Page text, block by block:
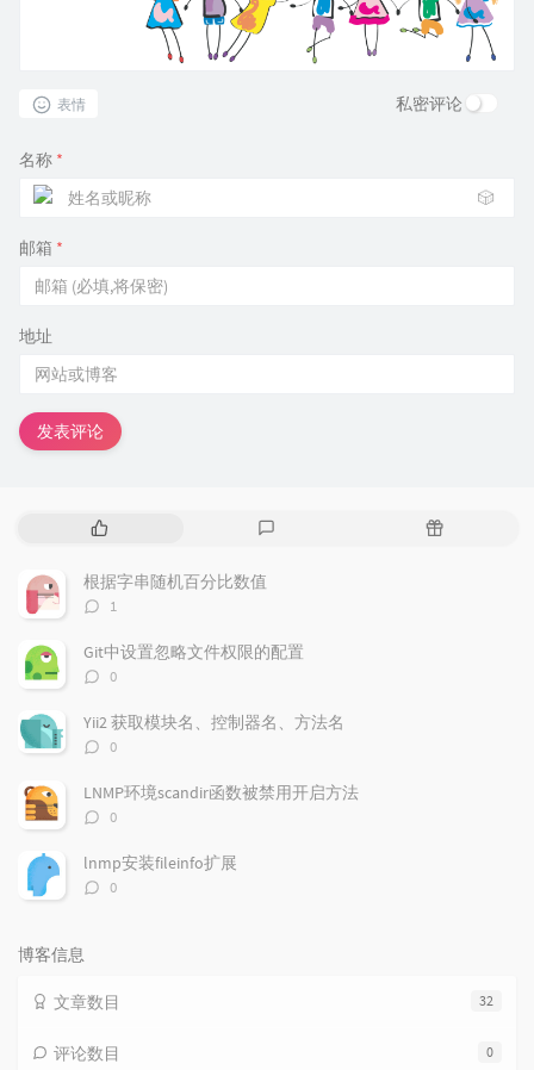
表情 私密评论
名称 *
🎲
邮箱 *
地址
发表评论
热
文
章
随
根据字串随机百分比数值
评
数：
1
Git中设置忽略文件权限的配置
评
数：
0
Yii2 获取模块名、控制器名、方法名
评
数：
0
LNMP环境scandir函数被禁用开启方法
评
数：
0
lnmp安装fileinfo扩展
评
0
博客信息
32
文章数目
0
评论数目